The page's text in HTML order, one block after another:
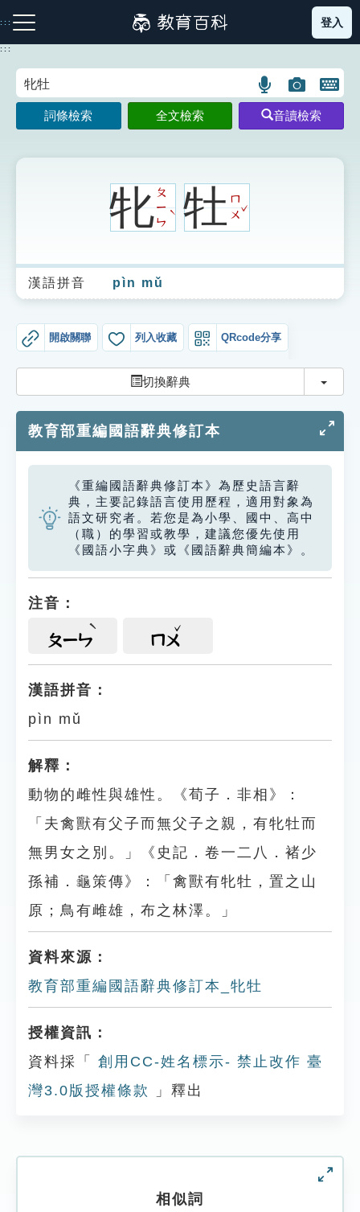
到
主
:::
注音索引圖示 筆畫索引圖示 部首索引表圖示
生字詞彙表
成語故事
索引選單
單字索引
生命大百科索引
遊戲專區
教學應用
貓頭鷹博士
登入
:::
語
言
搜
圖
片
搜
開
鍵
圖
詞條檢索 全文檢索 音讀檢索
牝ㄆ
ㄧ
ㄣ
ˋ 牡ㄇ
ㄨ
ˇ
漢語拼音 pìn mǔ
開啟關聯 列入收藏 QRcode分享
切換辭典 切換
教育部重編國語辭典修訂本
《重編國語辭典修訂本》為歷史語言辭
典，主要記錄語言使用歷程，適用對象為
語文研究者。若您是為小學、國中、高中
（職）的學習或教學，建議您優先使用
《國語小字典》或《國語辭典簡編本》。
注音：
ㄆㄧㄣ ㄇㄨ
漢語拼音：
pìn mǔ
解釋：
動物的雌性與雄性。《荀子．非相》：
「夫禽獸有父子而無父子之親，有牝牡而
無男女之別。」《史記．卷一二八．褚少
孫補．龜策傳》：「禽獸有牝牡，置之山
原；鳥有雌雄，布之林澤。」
資料來源：
教育部重編國語辭典修訂本_牝牡
授權資訊：
資料採「
創用CC-姓名標示- 禁止改作 臺
灣3.0版授權條款
」釋出
相似詞